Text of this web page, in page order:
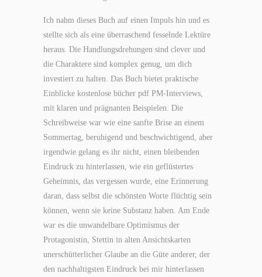
Ich nahm dieses Buch auf einen Impuls hin und es
stellte sich als eine überraschend fesselnde Lektüre
heraus. Die Handlungsdrehungen sind clever und
die Charaktere sind komplex genug, um dich
investiert zu halten. Das Buch bietet praktische
Einblicke kostenlose bücher pdf PM-Interviews,
mit klaren und prägnanten Beispielen. Die
Schreibweise war wie eine sanfte Brise an einem
Sommertag, beruhigend und beschwichtigend, aber
irgendwie gelang es ihr nicht, einen bleibenden
Eindruck zu hinterlassen, wie ein geflüstertes
Geheimnis, das vergessen wurde, eine Erinnerung
daran, dass selbst die schönsten Worte flüchtig sein
können, wenn sie keine Substanz haben. Am Ende
war es die unwandelbare Optimismus der
Protagonistin, Stettin in alten Ansichtskarten
unerschütterlicher Glaube an die Güte anderer, der
den nachhaltigsten Eindruck bei mir hinterlassen